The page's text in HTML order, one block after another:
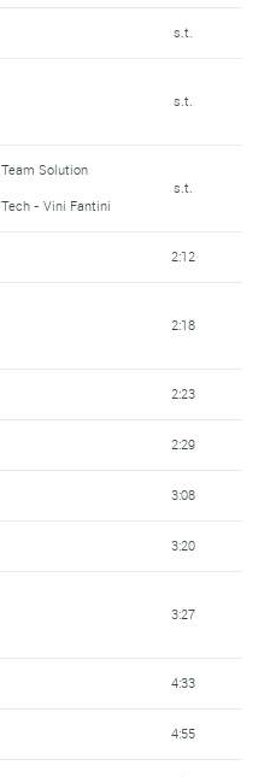
s.t.
s.t.
Team Solution
Tech - Vini Fantini
s.t.
2:12
2:18
2:23
2:29
3:08
3:20
3:27
4:33
4:55